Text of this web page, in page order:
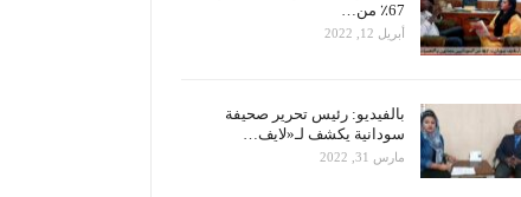
67٪ من…
أبريل 12, 2022
بالفيديو: رئيس تحرير صحيفة
سودانية يكشف لـ«لايف…
مارس 31, 2022